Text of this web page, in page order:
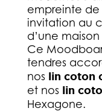
empreinte
invitation au
d’une
Ce
tendres
noslin coton
et nos lin
Hexagone.